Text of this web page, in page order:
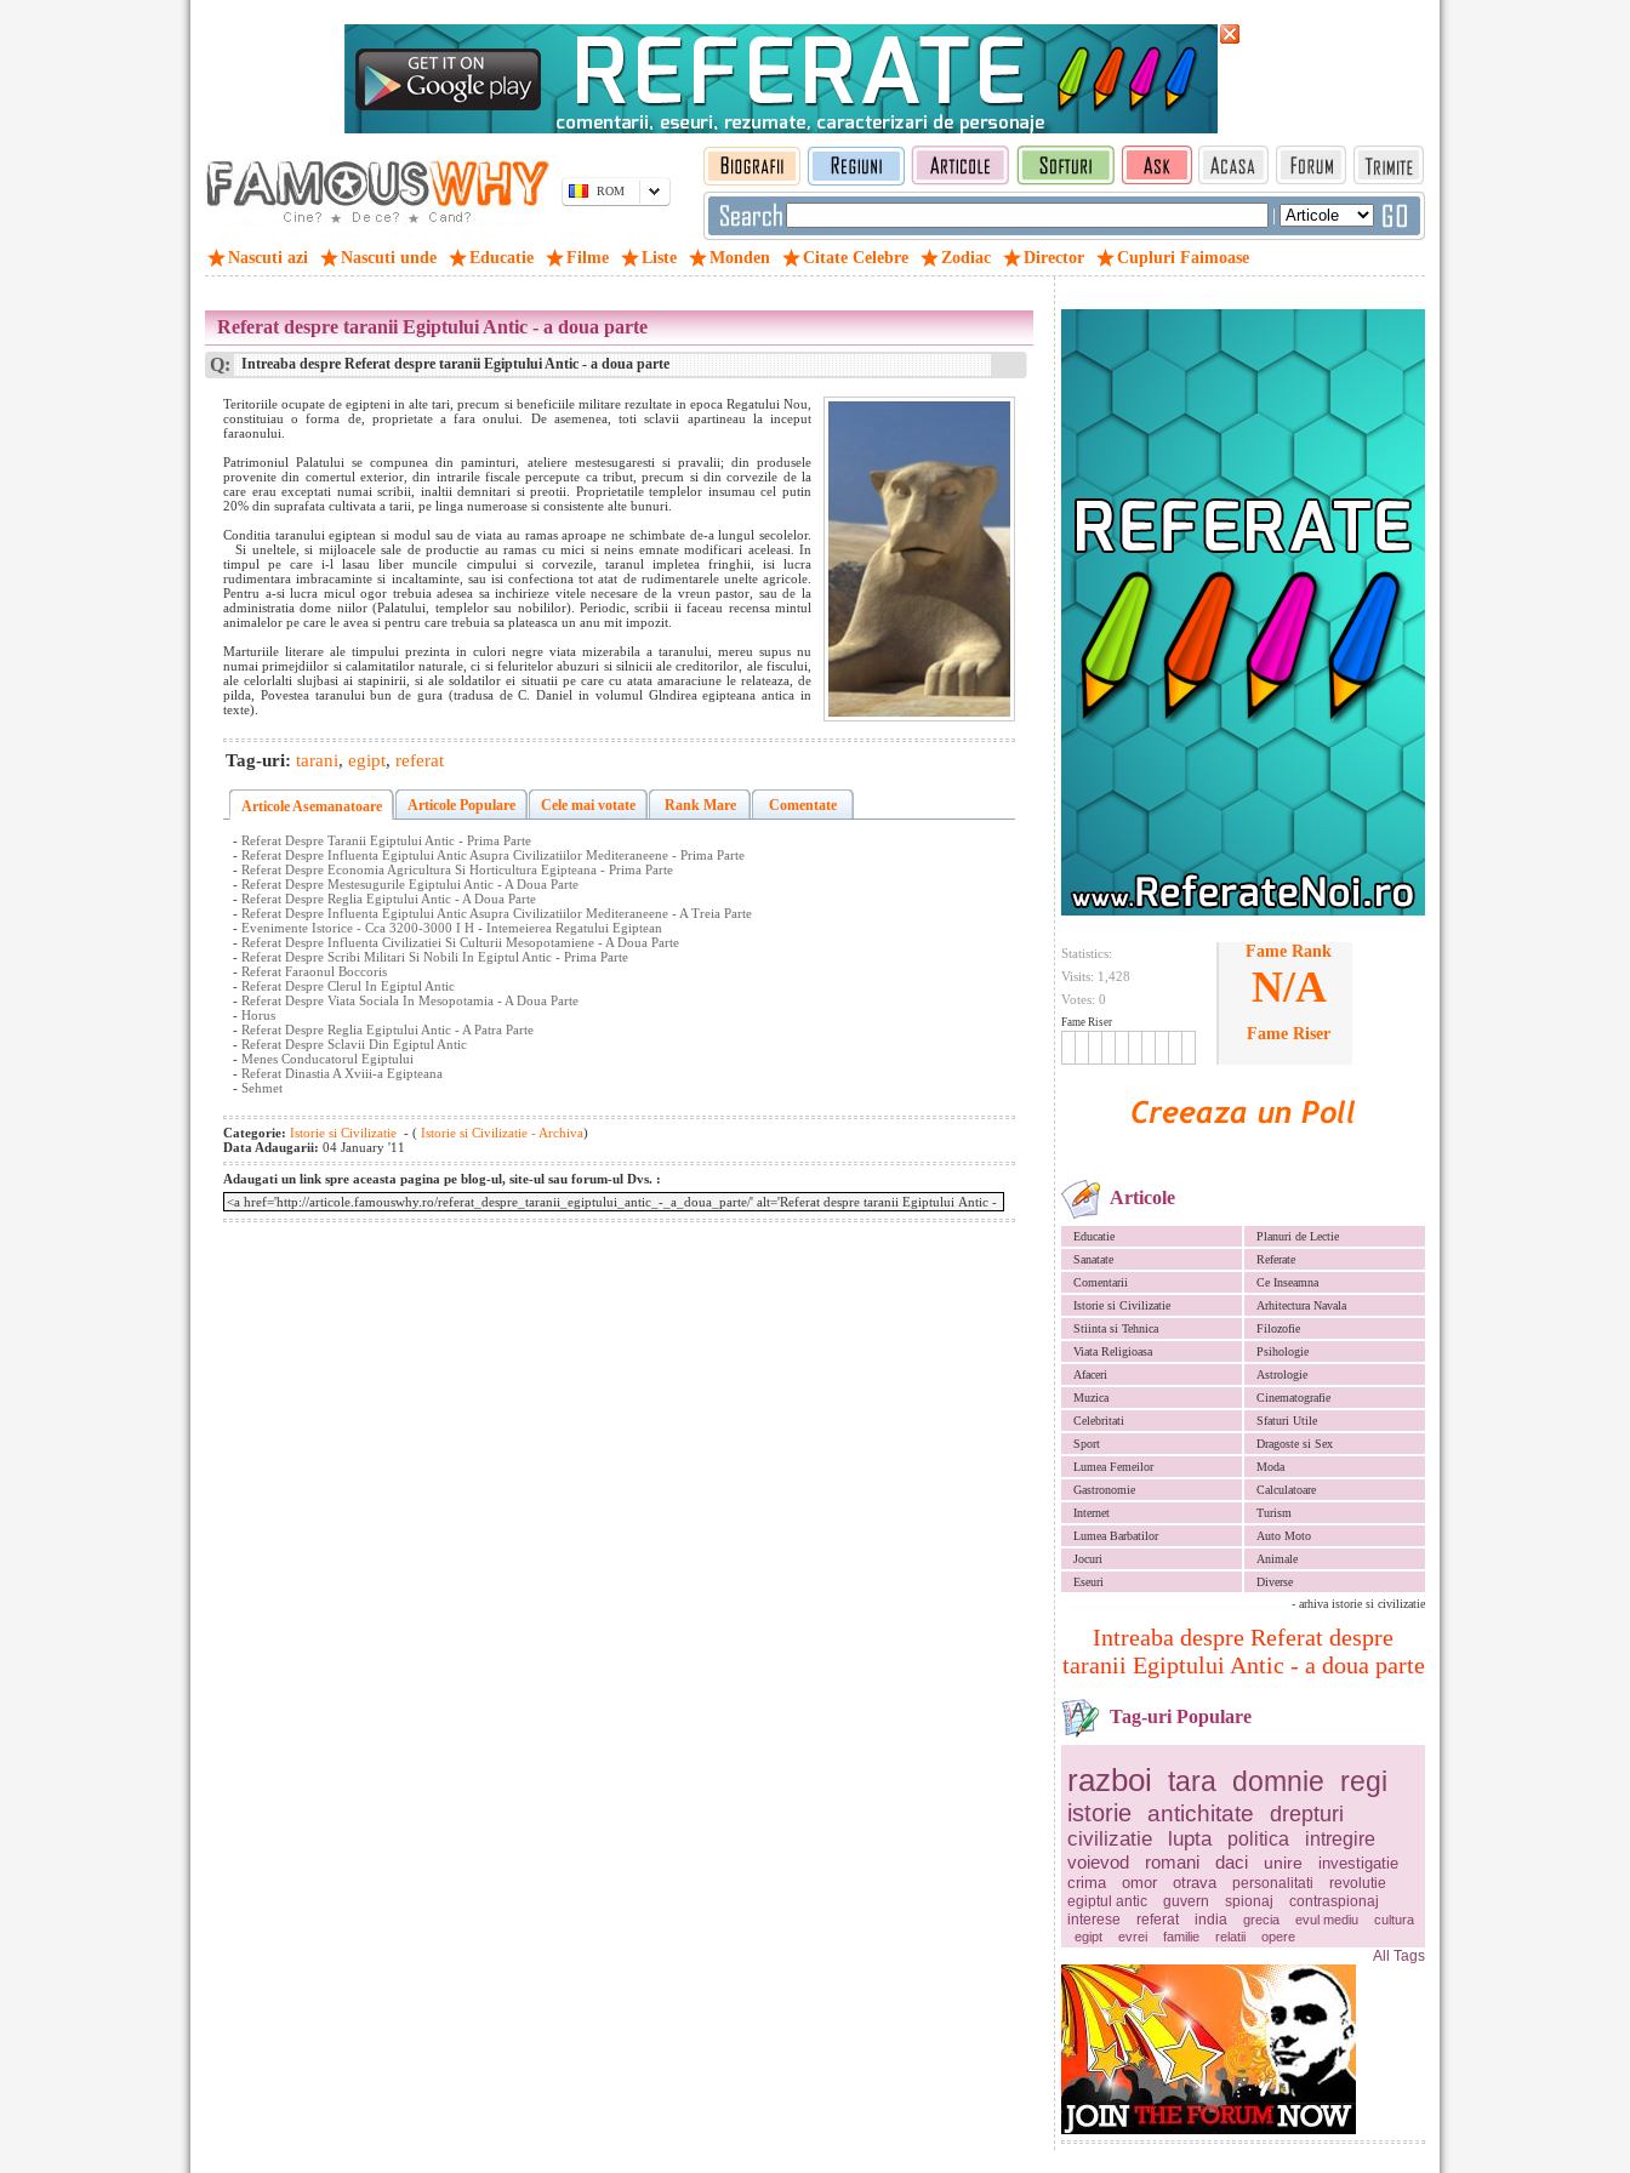
ROM
|
Nascuti azi Nascuti unde Educatie Filme Liste Monden Citate Celebre Zodiac Director Cupluri Faimoase
Statistics:
Visits: 1,428
Votes: 0
Fame Riser
Fame Rank
N/A
Fame Riser
Articole
Educatie
Planuri de Lectie
Sanatate
Referate
Comentarii
Ce Inseamna
Istorie si Civilizatie
Arhitectura Navala
Stiinta si Tehnica
Filozofie
Viata Religioasa
Psihologie
Afaceri
Astrologie
Muzica
Cinematografie
Celebritati
Sfaturi Utile
Sport
Dragoste si Sex
Lumea Femeilor
Moda
Gastronomie
Calculatoare
Internet
Turism
Lumea Barbatilor
Auto Moto
Jocuri
Animale
Eseuri
Diverse
- arhiva istorie si civilizatie
Intreaba despre Referat despre
taranii Egiptului Antic - a doua parte
Tag-uri Populare
razboi tara domnie regi
istorie antichitate drepturi
civilizatie lupta politica
intregire
voievod
romani daci unire
investigatie
crima
omor otrava personalitati
revolutie
egiptul antic
guvern spionaj
contraspionaj
interese
referat india grecia evul mediu
cultura
egipt
evrei familie relatii opere
All Tags
Referat despre taranii Egiptului Antic - a doua parte
Q: Intreaba despre Referat despre taranii Egiptului Antic - a doua parte
Teritoriile ocupate de egipteni in alte tari, precum si beneficiile militare rezultate in epoca Regatului Nou,
constituiau o forma de, proprietate a fara onului. De asemenea, toti sclavii apartineau la inceput
faraonului.
Patrimoniul Palatului se compunea din paminturi, ateliere mestesugaresti si pravalii; din produsele
provenite din comertul exterior, din intrarile fiscale percepute ca tribut, precum si din corvezile de la
care erau exceptati numai scribii, inaltii demnitari si preotii. Proprietatile templelor insumau cel putin
20% din suprafata cultivata a tarii, pe linga numeroase si consistente alte bunuri.
Conditia taranului egiptean si modul sau de viata au ramas aproape ne schimbate de-a lungul secolelor.
Si uneltele, si mijloacele sale de productie au ramas cu mici si neins emnate modificari aceleasi. In
timpul pe care i-l lasau liber muncile cimpului si corvezile, taranul impletea fringhii, isi lucra
rudimentara imbracaminte si incaltaminte, sau isi confectiona tot atat de rudimentarele unelte agricole.
Pentru a-si lucra micul ogor trebuia adesea sa inchirieze vitele necesare de la vreun pastor, sau de la
administratia dome niilor (Palatului, templelor sau nobililor). Periodic, scribii ii faceau recensa mintul
animalelor pe care le avea si pentru care trebuia sa plateasca un anu mit impozit.
Marturiile literare ale timpului prezinta in culori negre viata mizerabila a taranului, mereu supus nu
numai primejdiilor si calamitatilor naturale, ci si feluritelor abuzuri si silnicii ale creditorilor, ale fiscului,
ale celorlalti slujbasi ai stapinirii, si ale soldatilor ei situatii pe care cu atata amaraciune le relateaza, de
pilda, Povestea taranului bun de gura (tradusa de C. Daniel in volumul Glndirea egipteana antica in
texte).
Tag-uri: tarani, egipt, referat
Articole Asemanatoare Articole Populare Cele mai votate Rank Mare Comentate
- Referat Despre Taranii Egiptului Antic - Prima Parte
- Referat Despre Influenta Egiptului Antic Asupra Civilizatiilor Mediteraneene - Prima Parte
- Referat Despre Economia Agricultura Si Horticultura Egipteana - Prima Parte
- Referat Despre Mestesugurile Egiptului Antic - A Doua Parte
- Referat Despre Reglia Egiptului Antic - A Doua Parte
- Referat Despre Influenta Egiptului Antic Asupra Civilizatiilor Mediteraneene - A Treia Parte
- Evenimente Istorice - Cca 3200-3000 I H - Intemeierea Regatului Egiptean
- Referat Despre Influenta Civilizatiei Si Culturii Mesopotamiene - A Doua Parte
- Referat Despre Scribi Militari Si Nobili In Egiptul Antic - Prima Parte
- Referat Faraonul Boccoris
- Referat Despre Clerul In Egiptul Antic
- Referat Despre Viata Sociala In Mesopotamia - A Doua Parte
- Horus
- Referat Despre Reglia Egiptului Antic - A Patra Parte
- Referat Despre Sclavii Din Egiptul Antic
- Menes Conducatorul Egiptului
- Referat Dinastia A Xviii-a Egipteana
- Sehmet
Categorie: Istorie si Civilizatie - ( Istorie si Civilizatie - Archiva)
Data Adaugarii: 04 January '11
Adaugati un link spre aceasta pagina pe blog-ul, site-ul sau forum-ul Dvs. :